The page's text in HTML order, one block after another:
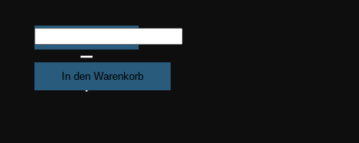
€ 37,65
3x
PETEC
Nahtabdichtung
Schwarz
In den Warenkorb